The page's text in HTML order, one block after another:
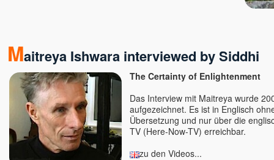
Maitreya Ishwara interviewed by Siddhi
The Certainty of Enlightenment
Das Interview mit Maitreya wurde
aufgezeichnet. Es ist in Englisch
Übersetzung und nur über die
TV (Here-Now-TV) erreichbar.
zu den Videos...